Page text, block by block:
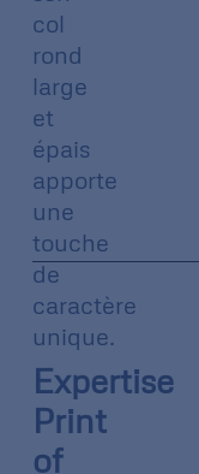
col
rond
large
et
épais
apporte
une
touche
de
caractère
unique.
Expertise
Print
of